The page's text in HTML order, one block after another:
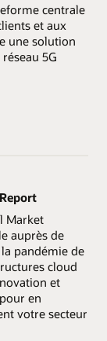
centrale
et aux
une solution
5G
Market
auprès de
pandémie de
cloud
et
en
votre secteur